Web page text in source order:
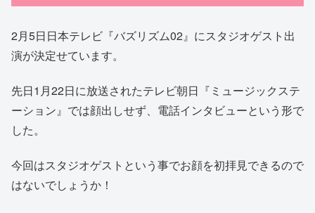
2月5日日本テレビ『バズリズム02』にスタジオゲスト出
演が決定せています。
先日1月22日に放送されたテレビ朝日『ミュージックステ
ーション』では顔出しせず、電話インタビューという形で
した。
今回はスタジオゲストという事でお顔を初拝見できるので
はないでしょうか！